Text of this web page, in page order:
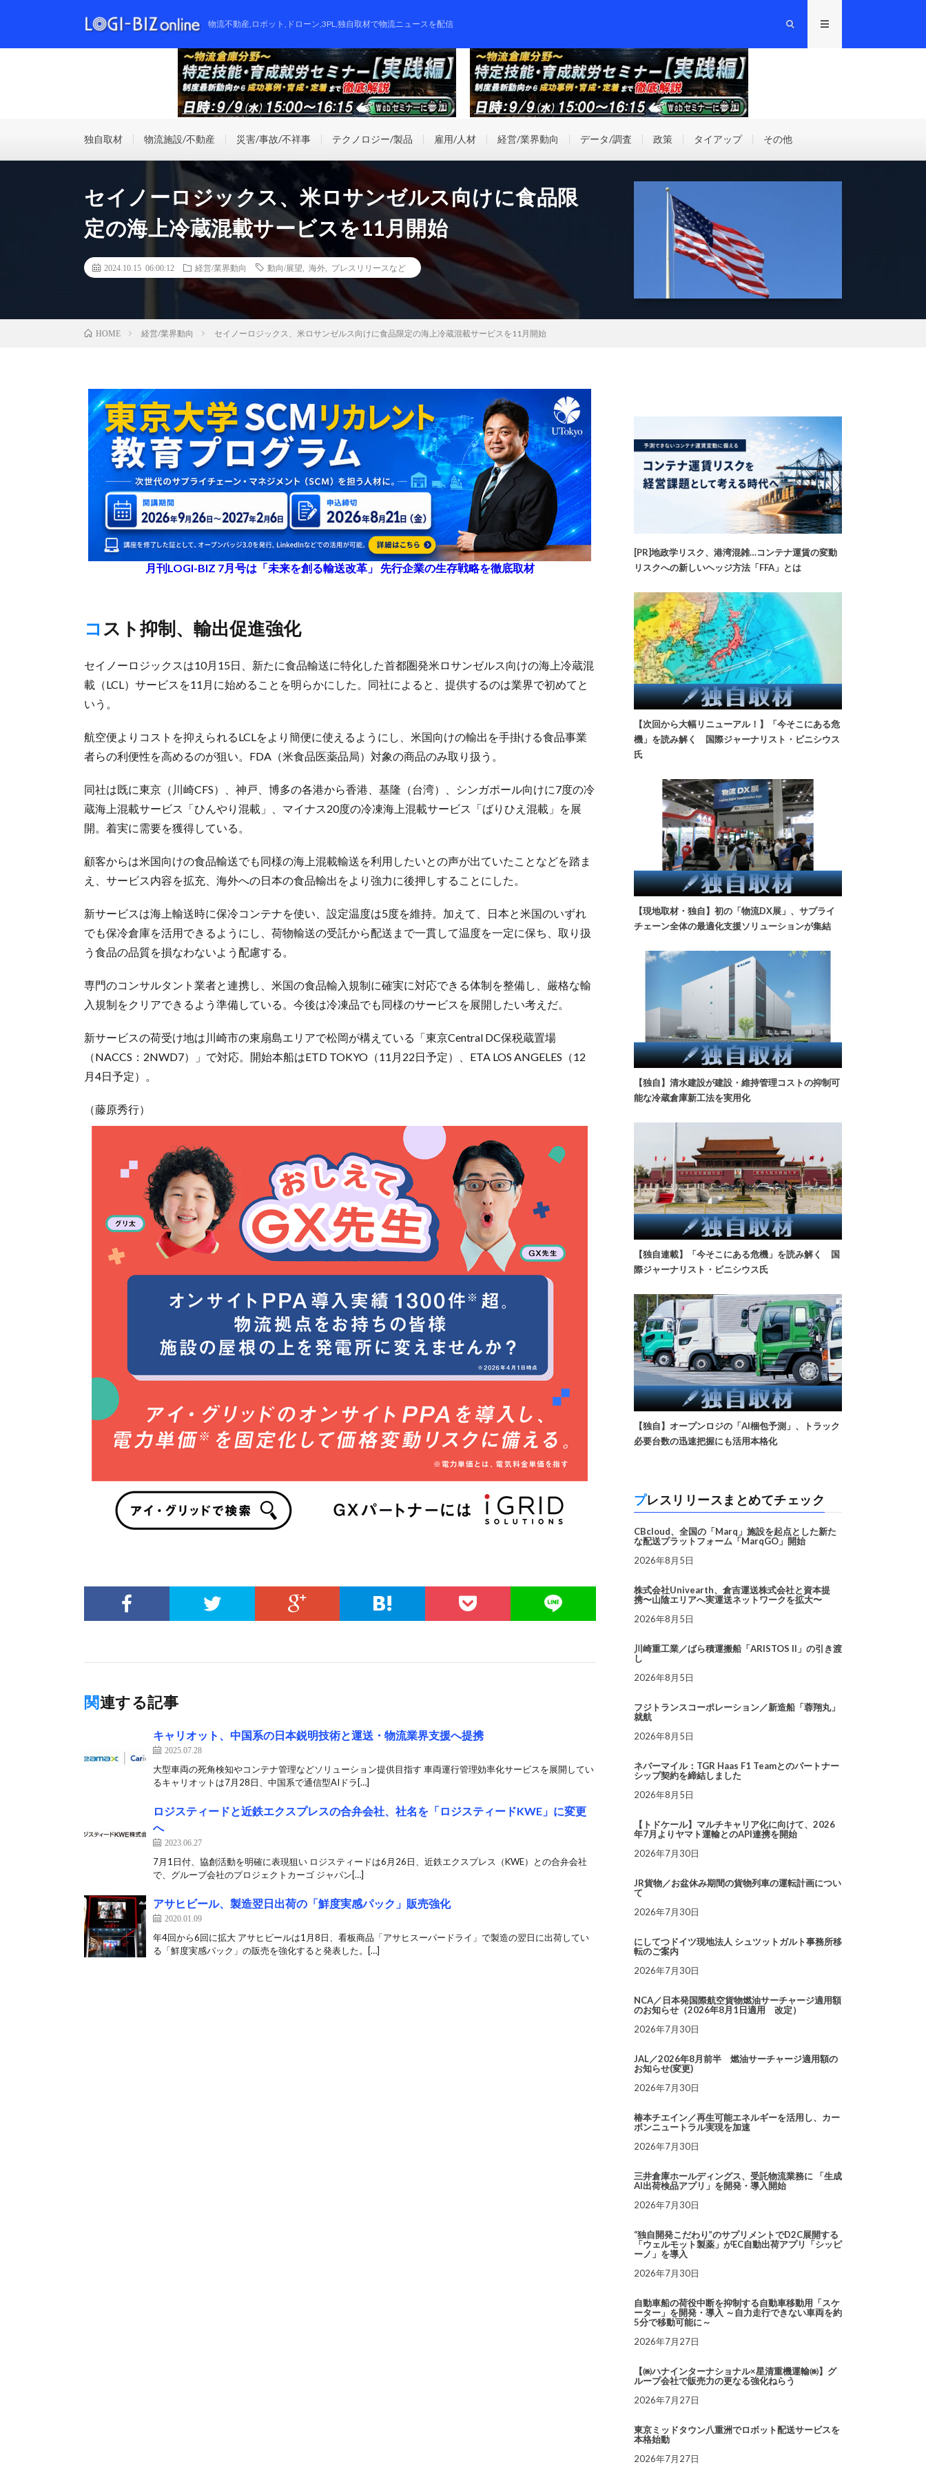
物流不動産,ロボット,ドローン,3PL,独自取材で物流ニュースを配信
独自取材 物流施設/不動産 災害/事故/不祥事 テクノロジー/製品 雇用/人材 経営/業界動向 データ/調査 政策 タイアップ その他
セイノーロジックス、米ロサンゼルス向けに食品限
定の海上冷蔵混載サービスを11月開始
2024.10.15 06:00:12 経営/業界動向 動向/展望 海外 プレスリリースなど
HOME 経営/業界動向 セイノーロジックス、米ロサンゼルス向けに食品限定の海上冷蔵混載サービスを11月開始
月刊LOGI-BIZ 7月号は「未来を創る輸送改革」 先行企業の生存戦略を徹底取材
コスト抑制、輸出促進強化
セイノーロジックスは10月15日、新たに食品輸送に特化した首都圏発米ロサンゼルス向けの海上冷蔵混
載（LCL）サービスを11月に始めることを明らかにした。同社によると、提供するのは業界で初めてと
いう。
航空便よりコストを抑えられるLCLをより簡便に使えるようにし、米国向けの輸出を手掛ける食品事業
者らの利便性を高めるのが狙い。FDA（米食品医薬品局）対象の商品のみ取り扱う。
同社は既に東京（川崎CFS）、神戸、博多の各港から香港、基隆（台湾）、シンガポール向けに7度の冷
蔵海上混載サービス「ひんやり混載」、マイナス20度の冷凍海上混載サービス「ばりひえ混載」を展
開。着実に需要を獲得している。
顧客からは米国向けの食品輸送でも同様の海上混載輸送を利用したいとの声が出ていたことなどを踏ま
え、サービス内容を拡充、海外への日本の食品輸出をより強力に後押しすることにした。
新サービスは海上輸送時に保冷コンテナを使い、設定温度は5度を維持。加えて、日本と米国のいずれ
でも保冷倉庫を活用できるようにし、荷物輸送の受託から配送まで一貫して温度を一定に保ち、取り扱
う食品の品質を損なわないよう配慮する。
専門のコンサルタント業者と連携し、米国の食品輸入規制に確実に対応できる体制を整備し、厳格な輸
入規制をクリアできるよう準備している。今後は冷凍品でも同様のサービスを展開したい考えだ。
新サービスの荷受け地は川崎市の東扇島エリアで松岡が構えている「東京Central DC保税蔵置場
（NACCS：2NWD7）」で対応。開始本船はETD TOKYO（11月22日予定）、ETA LOS ANGELES（12
月4日予定）。
（藤原秀行）
関連する記事
キャリオット、中国系の日本鋭明技術と運送・物流業界支援へ提携
2025.07.28
大型車両の死角検知やコンテナ管理などソリューション提供目指す 車両運行管理効率化サービスを展開してい
るキャリオットは7月28日、中国系で通信型AIドラ[…]
ロジスティードと近鉄エクスプレスの合弁会社、社名を「ロジスティードKWE」に変更
へ
2023.06.27
7月1日付、協創活動を明確に表現狙い ロジスティードは6月26日、近鉄エクスプレス（KWE）との合弁会社
で、グループ会社のプロジェクトカーゴ ジャパン[…]
アサヒビール、製造翌日出荷の「鮮度実感パック」販売強化
2020.01.09
年4回から6回に拡大 アサヒビールは1月8日、看板商品「アサヒスーパードライ」で製造の翌日に出荷してい
る「鮮度実感パック」の販売を強化すると発表した。[…]
[PR]地政学リスク、港湾混雑…コンテナ運賃の変動
リスクへの新しいヘッジ方法「FFA」とは
【次回から大幅リニューアル！】「今そこにある危
機」を読み解く 国際ジャーナリスト・ビニシウス
氏
【現地取材・独自】初の「物流DX展」、サプライ
チェーン全体の最適化支援ソリューションが集結
【独自】清水建設が建設・維持管理コストの抑制可
能な冷蔵倉庫新工法を実用化
【独自連載】「今そこにある危機」を読み解く 国
際ジャーナリスト・ビニシウス氏
【独自】オープンロジの「AI梱包予測」、トラック
必要台数の迅速把握にも活用本格化
プレスリリースまとめてチェック
CBcloud、全国の「Marq」施設を起点とした新た
な配送プラットフォーム「MarqGO」開始
2026年8月5日
株式会社Univearth、倉吉運送株式会社と資本提
携〜山陰エリアへ実運送ネットワークを拡大〜
2026年8月5日
川崎重工業／ばら積運搬船「ARISTOS II」の引き渡
し
2026年8月5日
フジトランスコーポレーション／新造船「蓉翔丸」
就航
2026年8月5日
ネバーマイル：TGR Haas F1 Teamとのパートナー
シップ契約を締結しました
2026年8月5日
【トドケール】マルチキャリア化に向けて、2026
年7月よりヤマト運輸とのAPI連携を開始
2026年7月30日
JR貨物／お盆休み期間の貨物列車の運転計画につい
て
2026年7月30日
にしてつドイツ現地法人 シュツットガルト事務所移
転のご案内
2026年7月30日
NCA／日本発国際航空貨物燃油サーチャージ適用額
のお知らせ（2026年8月1日適用 改定）
2026年7月30日
JAL／2026年8月前半 燃油サーチャージ適用額の
お知らせ(変更)
2026年7月30日
椿本チエイン／再生可能エネルギーを活用し、カー
ボンニュートラル実現を加速
2026年7月30日
三井倉庫ホールディングス、受託物流業務に 「生成
AI出荷検品アプリ」を開発・導入開始
2026年7月30日
“独自開発こだわり”のサプリメントでD2C展開する
「ウェルモット製薬」がEC自動出荷アプリ「シッピ
ーノ」を導入
2026年7月30日
自動車船の荷役中断を抑制する自動車移動用「スケ
ーター」を開発・導入 ～自力走行できない車両を約
5分で移動可能に～
2026年7月27日
【㈱ハナインターナショナル×星清重機運輸㈱】グ
ループ会社で販売力の更なる強化ねらう
2026年7月27日
東京ミッドタウン八重洲でロボット配送サービスを
本格始動
2026年7月27日